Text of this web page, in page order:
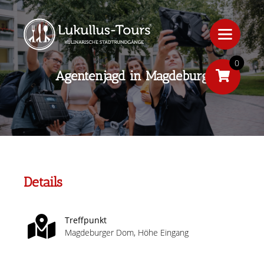
Agentenjagd in Magdeburg
Details
Treffpunkt
Magdeburger Dom, Höhe Eingang
0